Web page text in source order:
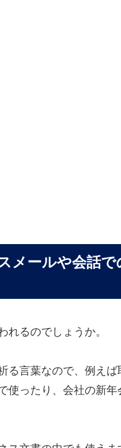
メールや会話
れるのでしょうか。
る言葉なので、例えば
使ったり、会社の新